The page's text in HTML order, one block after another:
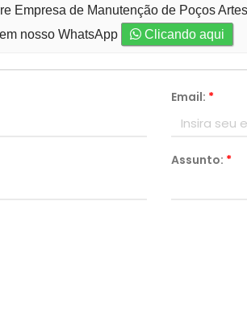
Empresa de Manutenção de Poços
nosso WhatsApp Clicando aqui
Email: *
Assunto: *